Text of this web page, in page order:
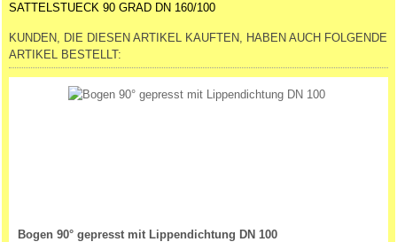
SATTELSTUECK 90 GRAD DN 160/100
KUNDEN, DIE DIESEN ARTIKEL KAUFTEN, HABEN AUCH FOLGENDE
ARTIKEL BESTELLT:
Bogen 90° gepresst mit Lippendichtung DN 100